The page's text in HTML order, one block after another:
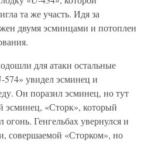
та же участь. Идя за
двумя эсминцами и потоплен
для атаки остальные
574» увидел эсминец и
Он поразил эсминец, но тут
эсминец, «Сторк», который
Генгельбах увернулся и
совершаемой «Сторком», но